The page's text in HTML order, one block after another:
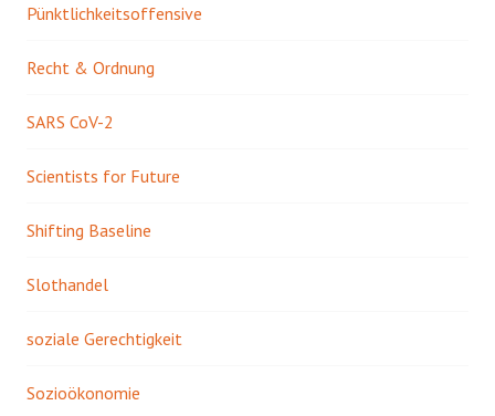
Pünktlichkeitsoffensive
Recht & Ordnung
SARS CoV-2
Scientists for Future
Shifting Baseline
Slothandel
soziale Gerechtigkeit
Sozioökonomie